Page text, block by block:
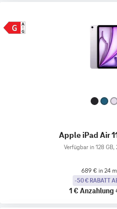
Apple iPad Air
Verfügbar in 128 GB,
689 € in 24
-50 € RABATT
1 € Anzahlung